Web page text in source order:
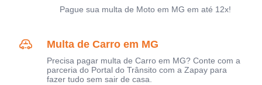
Pague sua multa de Moto em MG em até 12x!
Multa de Carro em MG
Precisa pagar multa de Carro em MG? Conte com a
parceria do Portal do Trânsito com a Zapay para
fazer tudo sem sair de casa.